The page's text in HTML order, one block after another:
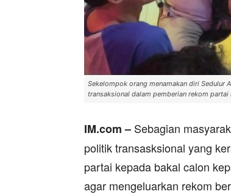
Sekelompok orang menamakan diri Sedulur
transaksional dalam pemberian rekom
IM.com – Sebagian
politik transasksional yang
partai kepada bakal calon
agar mengeluarkan rekom